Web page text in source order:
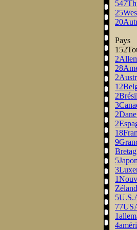
547
25
20
Pays
152
2
28
2
12
2
3
2
2
18
9
5
3
1
5
77
1
4